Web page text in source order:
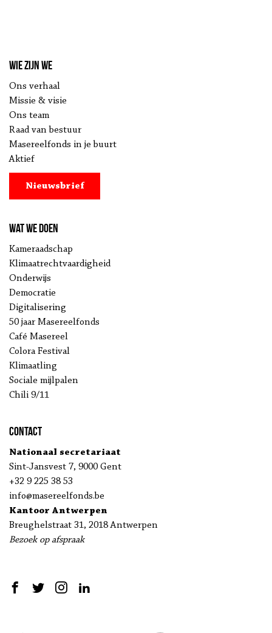
Wie zijn we
Ons verhaal
Missie & visie
Ons team
Raad van bestuur
Masereelfonds in je buurt
Aktief
Nieuwsbrief
Wat we doen
Kameraadschap
Klimaatrechtvaardigheid
Onderwijs
Democratie
Digitalisering
50 jaar Masereelfonds
Café Masereel
Colora Festival
Klimaatling
Sociale mijlpalen
Chili 9/11
Contact
Nationaal secretariaat
Sint-Jansvest 7, 9000 Gent
+32 9 225 38 53
info@masereelfonds.be
Kantoor Antwerpen
Breughelstraat 31, 2018 Antwerpen
Bezoek op afspraak